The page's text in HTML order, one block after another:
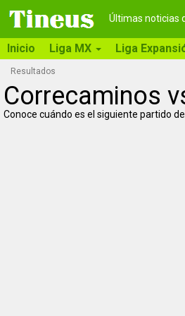
Últimas noticias
Inicio Liga MX Liga
Resultados
Correcaminos
Conoce cuándo es el siguiente partido